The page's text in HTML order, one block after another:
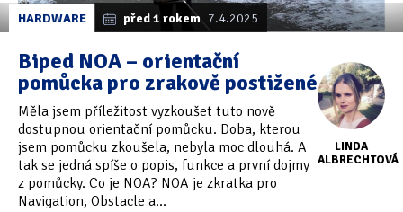
Braillské řádky(31)
Lupy (8)
Mobilní zařízení (85)
Počítače a notebooky(66)
Zápisníky(7)
Názory & zkušenosti
HARDWARE před 1 rokem 7.4.2025
LINDA
ALBRECHTOVÁ
Biped NOA – orientační
pomůcka pro zrakově postižené
Měla jsem příležitost vyzkoušet tuto nově
dostupnou orientační pomůcku. Doba, kterou
jsem pomůcku zkoušela, nebyla moc dlouhá. A
tak se jedná spíše o popis, funkce a první dojmy
z pomůcky. Co je NOA? NOA je zkratka pro
Navigation, Obstacle a...